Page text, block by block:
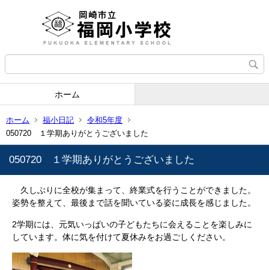
ホーム
ホーム 福小日記
令和5年度
050720 １学期ありがとうございました
050720 １学期ありがとうございました
久しぶりに全校が集まって、終業式を行うことができました。
姿勢を整えて、最後まで話を聞いている姿に成長を感じました。
2学期には、元気いっぱいの子どもたちに会えることを楽しみに
しています。体に気を付けて夏休みをお過ごしください。